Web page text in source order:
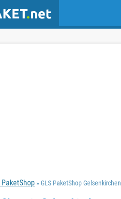
PaketShop » GLS PaketShop Gelsenkirchen